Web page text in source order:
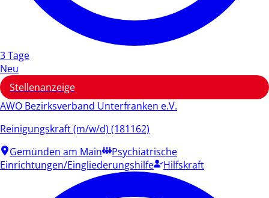
3 Tage
Neu
Stellenanzeige
AWO Bezirksverband Unterfranken e.V.
Reinigungskraft (m/w/d) (181162)
Gemünden am Main
Psychiatrische
Einrichtungen/Eingliederungshilfe
Hilfskraft